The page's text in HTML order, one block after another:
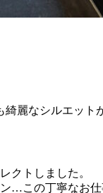
麗なシルエット
クトしました。
…この丁寧なお仕